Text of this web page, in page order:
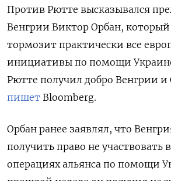
Против Рютте высказывался
Венгрии Виктор Орбан,
тормозит практически все
инициативы по помощи
Рютте получил добро Венгрии и
пишет Bloomberg.
Орбан ранее заявлял, что
получить право не участвовать
операциях альянса по помощи